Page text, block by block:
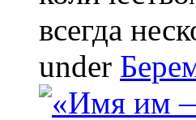
всегда
under